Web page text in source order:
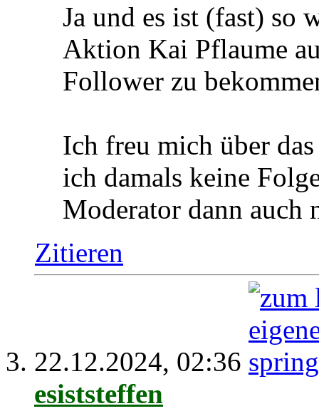
Ja und es ist (fast) so
Aktion Kai Pflaume
Follower zu
Ich freu mich über
ich damals keine
Moderator dann auch
Zitieren
22.12.2024, 02:36
esiststeffen